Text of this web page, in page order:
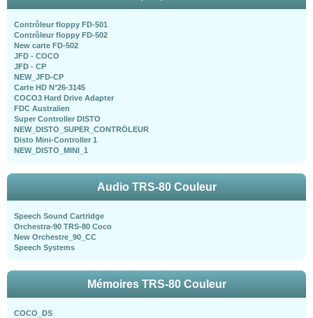
Contrôleur floppy FD-501
Contrôleur floppy FD-502
New carte FD-502
JFD - COCO
JFD - CP
NEW_JFD-CP
Carte HD N°26-3145
COCO3 Hard Drive Adapter
FDC Australien
Super Controller DISTO
NEW_DISTO_SUPER_CONTRÖLEUR
Disto Mini-Controller 1
NEW_DISTO_MINI_1
Audio TRS-80 Couleur
Speech Sound Cartridge
Orchestra-90 TRS-80 Coco
New Orchestre_90_CC
Speech Systems
Mémoires TRS-80 Couleur
COCO_DS